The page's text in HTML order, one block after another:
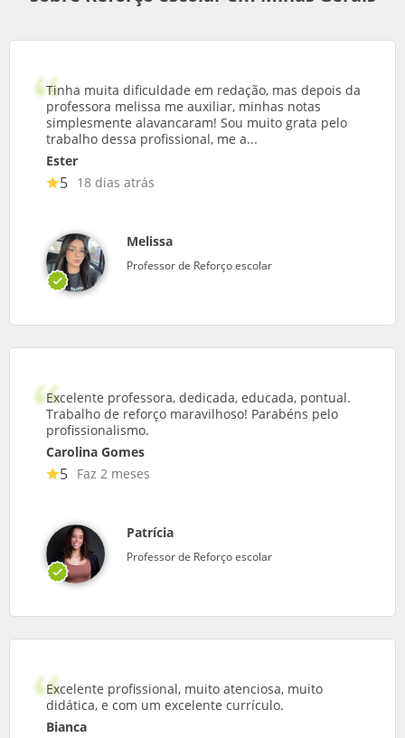
Tinha muita dificuldade em redação, mas depois da
professora melissa me auxiliar, minhas notas
simplesmente alavancaram! Sou muito grata pelo
trabalho dessa profissional, me a...
Ester
5 18 dias atrás
Melissa
Professor de Reforço escolar
Excelente professora, dedicada, educada, pontual.
Trabalho de reforço maravilhoso! Parabéns pelo
profissionalismo.
Carolina Gomes
5 Faz 2 meses
Patrícia
Professor de Reforço escolar
Excelente profissional, muito atenciosa, muito
didática, e com um excelente currículo.
Bianca